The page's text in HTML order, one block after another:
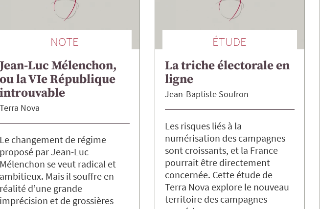
NOTE
Jean-Luc Mélenchon,
ou la VIe République
introuvable
Terra Nova
Le changement de régime
proposé par Jean-Luc
Mélenchon se veut radical et
ambitieux. Mais il souffre en
réalité d’une grande
imprécision et de grossières
ÉTUDE
La triche électorale en
ligne
Jean-Baptiste Soufron
Les risques liés à la
numérisation des campagnes
sont croissants, et la France
pourrait être directement
concernée. Cette étude de
Terra Nova explore le nouveau
territoire des campagnes